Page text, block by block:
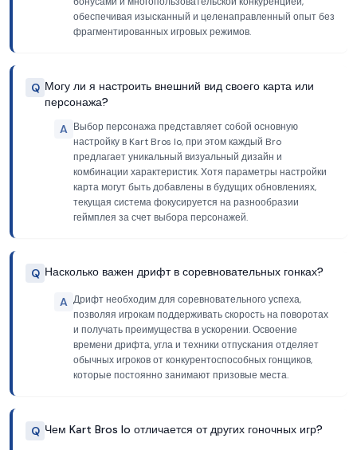
обеспечивая изысканный и целенаправленный опыт без
фрагментированных игровых режимов.
Q Могу ли я настроить внешний вид своего карта или
персонажа?
A Выбор персонажа представляет собой основную
настройку в Kart Bros Io, при этом каждый Bro
предлагает уникальный визуальный дизайн и
комбинации характеристик. Хотя параметры настройки
карта могут быть добавлены в будущих обновлениях,
текущая система фокусируется на разнообразии
геймплея за счет выбора персонажей.
Q Насколько важен дрифт в соревновательных гонках?
A Дрифт необходим для соревновательного успеха,
позволяя игрокам поддерживать скорость на поворотах
и получать преимущества в ускорении. Освоение
времени дрифта, угла и техники отпускания отделяет
обычных игроков от конкурентоспособных гонщиков,
которые постоянно занимают призовые места.
Q Чем Kart Bros Io отличается от других гоночных игр?